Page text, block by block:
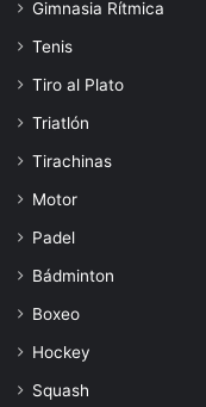
Gimnasia Rítmica
Tenis
Tiro al Plato
Triatlón
Tirachinas
Motor
Padel
Bádminton
Boxeo
Hockey
Squash